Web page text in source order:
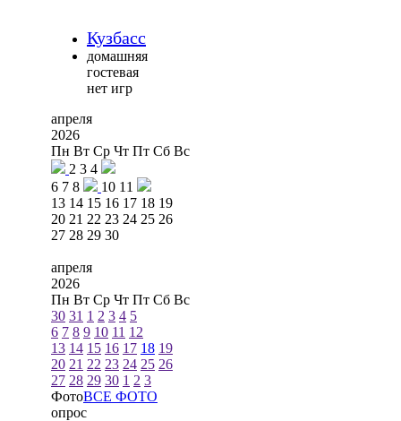
Кузбасс
домашняя
гостевая
нет игр
апреля
2026
Пн Вт Ср Чт Пт Сб Вс
2 3 4
6 7 8 10 11
13 14 15 16 17 18 19
20 21 22 23 24 25 26
27 28 29 30
апреля
2026
Пн Вт Ср Чт Пт Сб Вс
30 31 1 2 3 4 5
6 7 8 9 10 11 12
13 14 15 16 17 18 19
20 21 22 23 24 25 26
27 28 29 30 1 2 3
ФотоВСЕ ФОТО
опрос